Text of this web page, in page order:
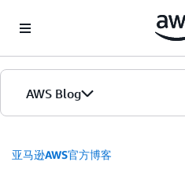
AWS Blog
首页
亚马逊AWS官方博客